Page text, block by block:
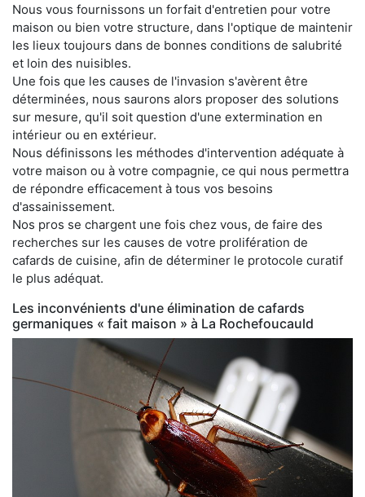
Nous vous fournissons un forfait d'entretien pour votre
maison ou bien votre structure, dans l'optique de maintenir
les lieux toujours dans de bonnes conditions de salubrité
et loin des nuisibles.
Une fois que les causes de l'invasion s'avèrent être
déterminées, nous saurons alors proposer des solutions
sur mesure, qu'il soit question d'une extermination en
intérieur ou en extérieur.
Nous définissons les méthodes d'intervention adéquate à
votre maison ou à votre compagnie, ce qui nous permettra
de répondre efficacement à tous vos besoins
d'assainissement.
Nos pros se chargent une fois chez vous, de faire des
recherches sur les causes de votre prolifération de
cafards de cuisine, afin de déterminer le protocole curatif
le plus adéquat.
Les inconvénients d'une élimination de cafards
germaniques « fait maison » à La Rochefoucauld